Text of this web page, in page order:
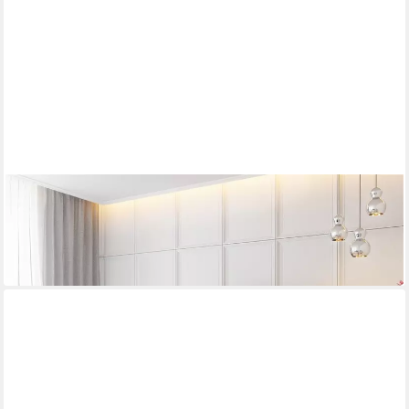
FUN MÖBEL
Boxbett Schlafzimmerbett MAURO in Kunstleder Rot